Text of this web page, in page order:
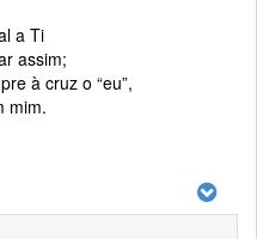
a Ti
assim;
à cruz o “eu”,
mim.